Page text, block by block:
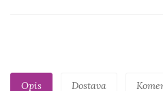
Opis Dostava